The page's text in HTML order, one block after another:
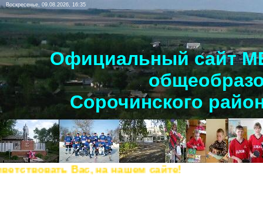
Воскресенье, 09.08.2026, 16:35
Официальный сайт
Сорочинского
Вас, на нашем сайте!